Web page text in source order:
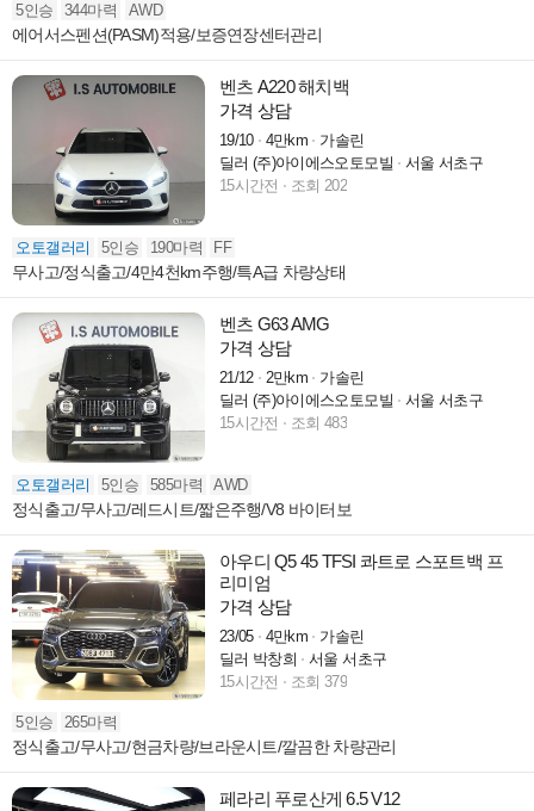
5인승 344마력 AWD
에어서스펜션(PASM)적용/보증연장센터관리
벤츠 A220 해치백
가격 상담
19/10 4만km
가솔린
딜러 (주)아이에스오토모빌
서울 서초구
15시간전
조회 202
오토갤러리 5인승 190마력 FF
무사고/정식출고/4만4천km주행/특A급 차량상태
벤츠 G63 AMG
가격 상담
21/12 2만km
가솔린
딜러 (주)아이에스오토모빌
서울 서초구
15시간전
조회 483
오토갤러리 5인승 585마력 AWD
정식출고/무사고/레드시트/짧은주행/V8 바이터보
아우디 Q5 45 TFSI 콰트로 스포트백 프
리미엄
가격 상담
23/05 4만km
가솔린
딜러 박창희
서울 서초구
15시간전
조회 379
5인승 265마력
정식출고/무사고/현금차량/브라운시트/깔끔한 차량관리
페라리 푸로산게 6.5 V12